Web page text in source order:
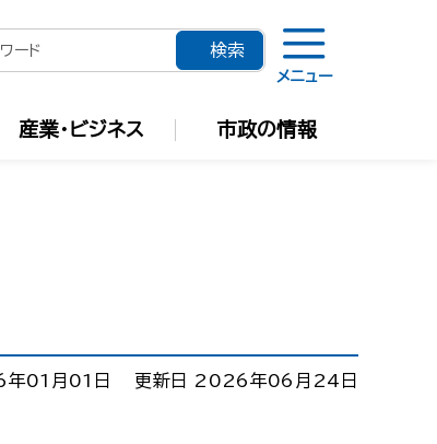
メニュー
産業・ビジネス 市政の情報
01月01日 更新日 2026年06月24日